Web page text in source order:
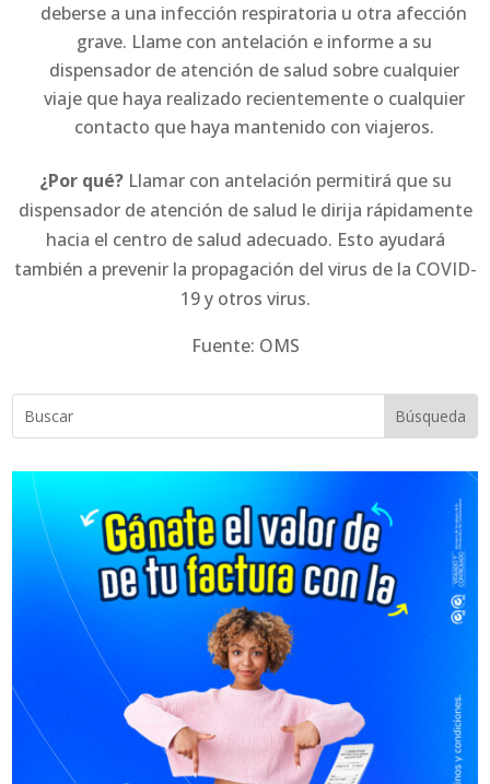
deberse a una infección respiratoria u otra afección
grave. Llame con antelación e informe a su
dispensador de atención de salud sobre cualquier
viaje que haya realizado recientemente o cualquier
contacto que haya mantenido con viajeros.
¿Por qué?Llamar con antelación permitirá que su
dispensador de atención de salud le dirija rápidamente
hacia el centro de salud adecuado. Esto ayudará
también a prevenir la propagación del virus de la COVID-
19 y otros virus.
Fuente: OMS